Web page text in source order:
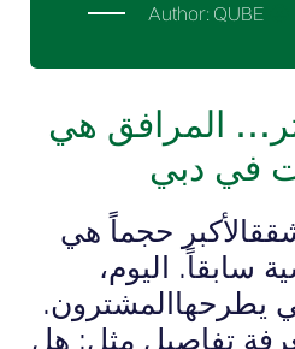
Author: QUBE
المرافق هي
في دبي
حجماً هي
سابقاً. اليوم،
يطرحهاالمشترون.
تفاصيل مثل: هل